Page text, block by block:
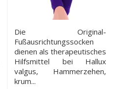
Die Original-
Fußausrichtungssocken
dienen als therapeutisches
Hilfsmittel bei Hallux
valgus, Hammerzehen,
krum...